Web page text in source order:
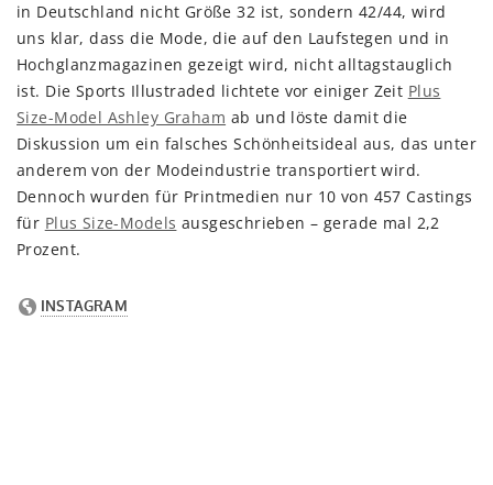
in Deutschland nicht Größe 32 ist, sondern 42/44, wird
uns klar, dass die Mode, die auf den Laufstegen und in
Hochglanzmagazinen gezeigt wird, nicht alltagstauglich
ist. Die Sports Illustraded lichtete vor einiger Zeit Plus
Size-Model Ashley Graham ab und löste damit die
Diskussion um ein falsches Schönheitsideal aus, das unter
anderem von der Modeindustrie transportiert wird.
Dennoch wurden für Printmedien nur 10 von 457 Castings
für Plus Size-Models ausgeschrieben – gerade mal 2,2
Prozent.